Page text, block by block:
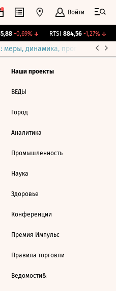
Войти
-0,69%↓ RTSI 884,56 -1,27%↓
динамика, прогнозы
Наши проекты
ВЕДЫ
Город
Аналитика
Промышленность
Наука
Здоровье
Конференции
Премия Импульс
Правила торговли
Ведомости&